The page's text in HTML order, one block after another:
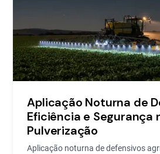
Aplicação Noturna de
Eficiência e Segurança
Pulverização
Aplicação noturna de defensivos